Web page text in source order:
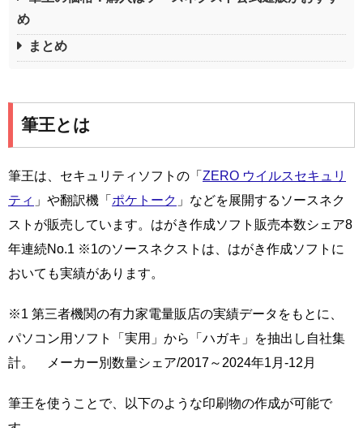
め
まとめ
筆王とは
筆王は、セキュリティソフトの「 ZERO ウイルスセキュリ
ティ 」や翻訳機「 ポケトーク 」などを展開するソースネク
ストが販売しています。はがき作成ソフト販売本数シェア8
年連続No.1 ※1のソースネクストは、はがき作成ソフトに
おいても実績があります。
※1 第三者機関の有力家電量販店の実績データをもとに、
パソコン用ソフト「実用」から「ハガキ」を抽出し自社集
計。 メーカー別数量シェア/2017～2024年1月-12月
筆王を使うことで、以下のような印刷物の作成が可能で